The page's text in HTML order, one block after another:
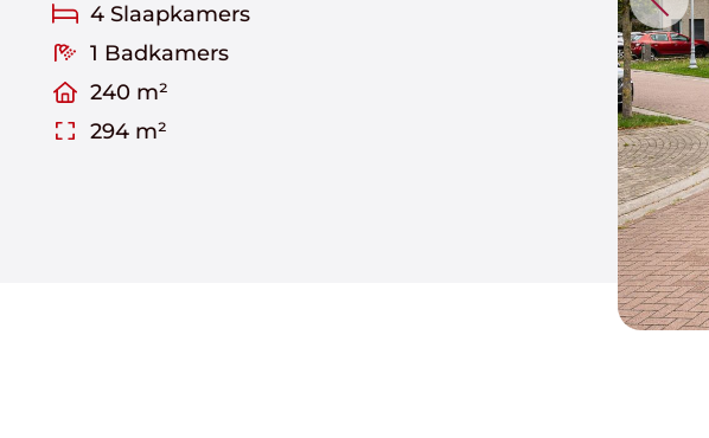
4 Slaapkamers
1 Badkamers
240 m²
294 m²